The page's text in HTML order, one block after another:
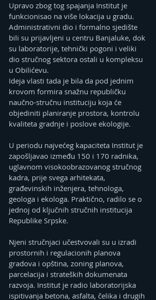
Upravo zbog tog spajanja Institut je
funkcionisao na više lokacija u gradu.
Administrativni dio i formalno sjedište
bili su prijavljeni u centru Banjaluke, dok
su laboratorije, tehnički pogoni i veliki
dio stručnog sektora ostali u kompleksu
u Obilićevu.
Ideja vlasti tada je bila da pod jednim
krovom formira snažnu republičku
naučno-stručnu instituciju koja će
objediniti planiranje prostora, kontrolu
kvaliteta gradnje i poslove ekologije.
U periodu najvećeg kapaciteta Institut je
zapošljavao između 150 i 170 radnika,
uglavnom visokoobrazovanog stručnog
kadra, prije svega arhitekata,
građevinskih inženjera, tehnologa,
geologa i ekologa. Praktično, radilo se o
jednoj od ključnih stručnih institucija
Republike Srpske.
Njeni stručnjaci učestvovali su u izradi
prostornih i regulacionih planova
gradova i opština, zoning planova,
parcelacija i strateških dokumenata
razvoja. Institut je radio laboratorijska
ispitivanja betona, asfalta, čelika i drugih